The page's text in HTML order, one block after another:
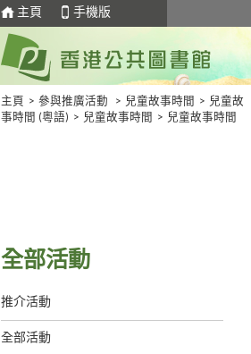
主頁 手機版
主頁 > 參與推廣活動 > 兒童故事時間 > 兒童故
事時間 (粵語) > 兒童故事時間 > 兒童故事時間
全部活動
推介活動
全部活動